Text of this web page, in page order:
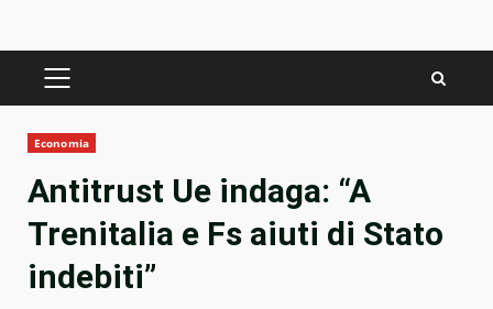
PRIMARY
Economia
Antitrust Ue indaga: “A
Trenitalia e Fs aiuti di Stato
indebiti”